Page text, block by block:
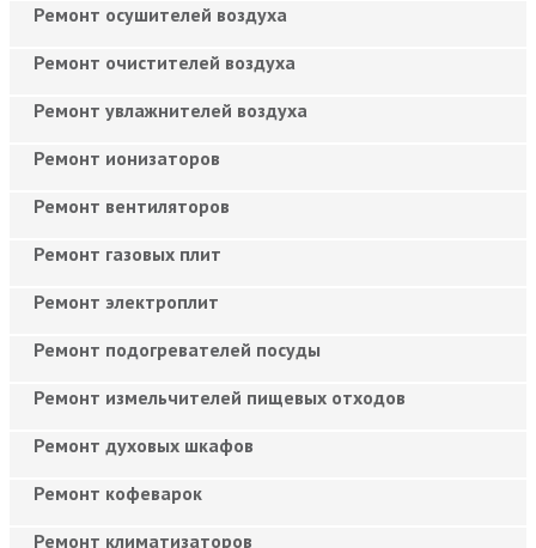
Ремонт осушителей воздуха
Ремонт очистителей воздуха
Ремонт увлажнителей воздуха
Ремонт ионизаторов
Ремонт вентиляторов
Ремонт газовых плит
Ремонт электроплит
Ремонт подогревателей посуды
Ремонт измельчителей пищевых отходов
Ремонт духовых шкафов
Ремонт кофеварок
Ремонт климатизаторов